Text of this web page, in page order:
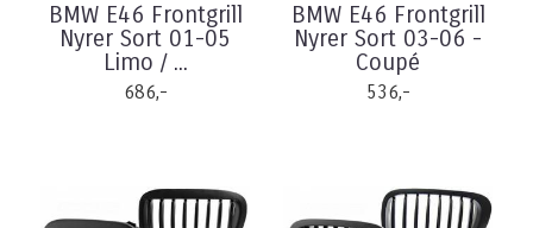
BMW E46 Frontgrill
Nyrer Sort 01-05
Limo / ...
686,-
BMW E46 Frontgrill
Nyrer Sort 03-06 -
Coupé
536,-